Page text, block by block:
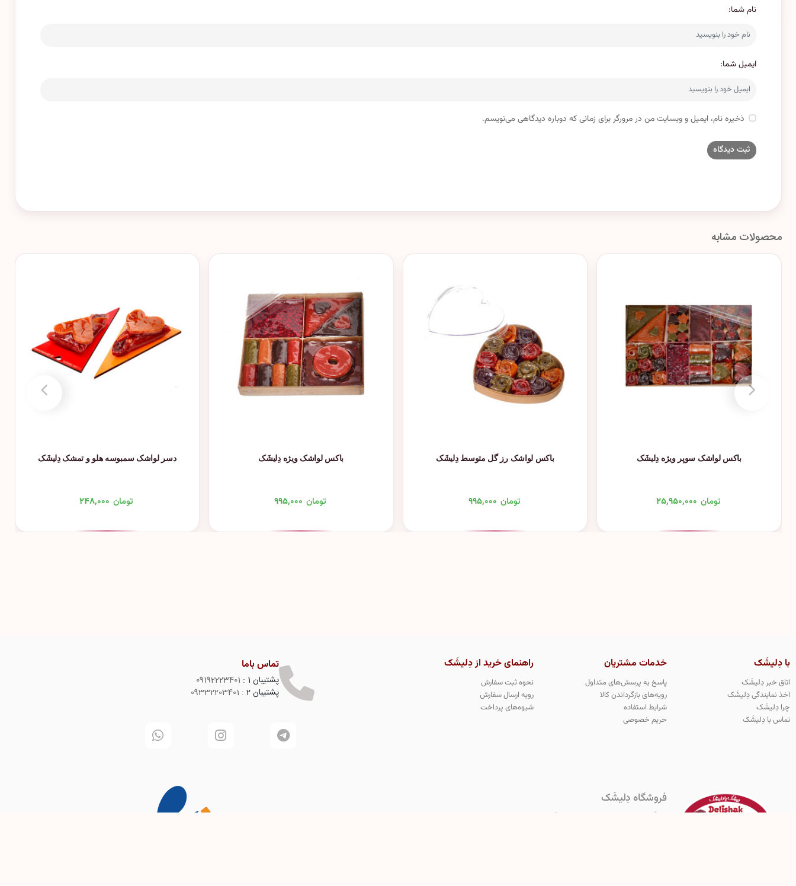
نام شما:
ایمیل شما:
ذخیره نام، ایمیل و وبسایت من در مرورگر برای زمانی که دوباره دیدگاهی می‌نویسم.
محصولات مشابه
باکس لواشک سوپر ویژه دِلیشَک
۲۵,۹۵۰,۰۰۰ تومان
باکس لواشک رز گل متوسط دِلیشَک
۹۹۵,۰۰۰ تومان
باکس لواشک ویژه دِلیشَک
۹۹۵,۰۰۰ تومان
دسر لواشک سمبوسه هلو و تمشک دِلیشَک
۲۴۸,۰۰۰ تومان
با دِلیشَک
اتاق خبر دِلیشَک
اخذ نمایندگی دِلیشَک
چرا دِلیشَک
تماس با دِلیشَک
خدمات مشتریان
پاسخ به پرسش‌های متداول
رویه‌های بازگرداندن کالا
شرایط استفاده
حریم خصوصی
راهنمای خرید از دِلیشَک
نحوه ثبت سفارش
رویه ارسال سفارش
شیوه‌های پرداخت
تماس باما
پشتیبان 1 :
09192223401
پشتیبان 2 :
09332203401
فروشگاه دِلیشَک
دِلیشَک اولین و‌ تنها تولید کننده معتبر و قانونی دسرهای کیک لواشکی در جهان میباشد و تمامی طرح های محصولات